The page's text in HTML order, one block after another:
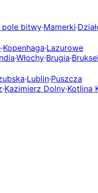
pole bitwy·Mamerki·
·Kopenhaga·Lazurowe
·Włochy·Brugia·
·Lublin·Puszcza
·Kazimierz Dolny·Kotlina